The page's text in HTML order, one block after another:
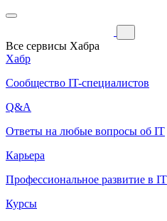
Все сервисы Хабра
Хабр
Сообщество IT-специалистов
Q&A
Ответы на любые вопросы об IT
Карьера
Профессиональное развитие в IT
Курсы